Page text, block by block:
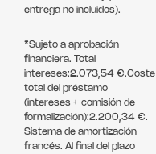
entrega no incluidos).
*Sujeto a aprobación
financiera. Total
intereses:2.073,54 €.Coste
total del préstamo
(intereses + comisión de
formalización):2.200,34 €.
Sistema de amortización
francés. Al final del plazo